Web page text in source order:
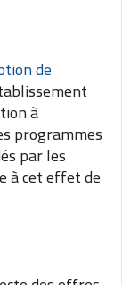
de
à
programmes
par les
à cet effet de